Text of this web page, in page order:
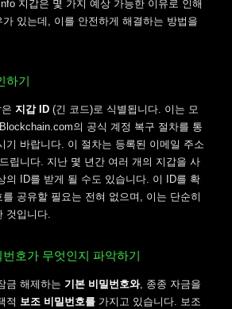
지갑은 몇 가지 예상 가능한 이유로 인해
있는데, 이를 안전하게 해결하는 방법을
하기
지갑 ID (긴 코드)로 식별됩니다. 이는 모
의 공식 계정 복구 절차를 통
기 바랍니다. 이 절차는 등록된 이메일 주소
립니다. 지난 몇 년간 여러 개의 지갑을 사
의 ID를 받게 될 수도 있습니다. 이 ID를 확
공유할 필요는 전혀 없으며, 이는 단순히
것입니다.
호가 무엇인지 파악하기
금 해제하는 기본 비밀번호와, 종종 자금을
적 보조 비밀번호를 가지고 있습니다. 보조